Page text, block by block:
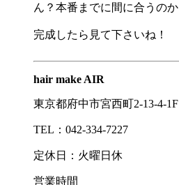
ん？本番までに間に合うのか
完成したら見て下さいね！
hair make AIR
東京都府中市宮西町2-13-4-1F
TEL：042-334-7227
定休日：火曜日休
営業時間